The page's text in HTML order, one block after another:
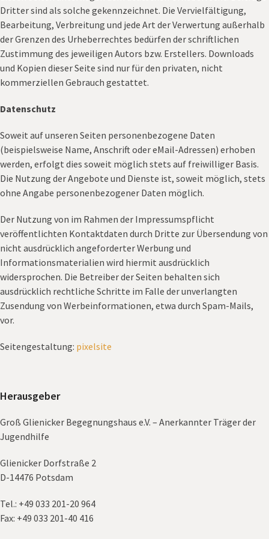
Dritter sind als solche gekennzeichnet. Die Vervielfältigung,
Bearbeitung, Verbreitung und jede Art der Verwertung außerhalb
der Grenzen des Urheberrechtes bedürfen der schriftlichen
Zustimmung des jeweiligen Autors bzw. Erstellers. Downloads
und Kopien dieser Seite sind nur für den privaten, nicht
kommerziellen Gebrauch gestattet.
Datenschutz
Soweit auf unseren Seiten personenbezogene Daten
(beispielsweise Name, Anschrift oder eMail-Adressen) erhoben
werden, erfolgt dies soweit möglich stets auf freiwilliger Basis.
Die Nutzung der Angebote und Dienste ist, soweit möglich, stets
ohne Angabe personenbezogener Daten möglich.
Der Nutzung von im Rahmen der Impressumspflicht
veröffentlichten Kontaktdaten durch Dritte zur Übersendung von
nicht ausdrücklich angeforderter Werbung und
Informationsmaterialien wird hiermit ausdrücklich
widersprochen. Die Betreiber der Seiten behalten sich
ausdrücklich rechtliche Schritte im Falle der unverlangten
Zusendung von Werbeinformationen, etwa durch Spam-Mails,
vor.
Seitengestaltung: pixelsite
Herausgeber
Groß Glienicker Begegnungshaus e.V. – Anerkannter Träger der
Jugendhilfe
Glienicker Dorfstraße 2
D-14476 Potsdam
Tel.: +49 033 201-20 964
Fax: +49 033 201-40 416